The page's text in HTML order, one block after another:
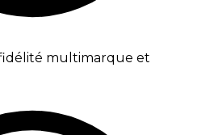
multimarque et